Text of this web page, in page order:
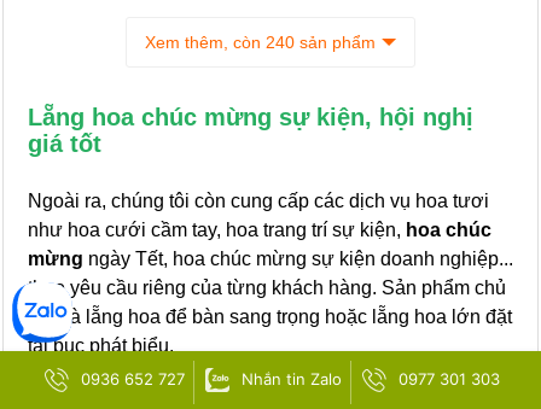
Xem thêm, còn 240 sản phẩm
Lẵng hoa chúc mừng sự kiện, hội nghị
giá tốt
Ngoài ra, chúng tôi còn cung cấp các dịch vụ hoa tươi
như hoa cưới cầm tay, hoa trang trí sự kiện, hoa chúc
mừng ngày Tết, hoa chúc mừng sự kiện doanh nghiệp...
theo yêu cầu riêng của từng khách hàng. Sản phẩm chủ
đạo là lẵng hoa để bàn sang trọng hoặc lẵng hoa lớn đặt
tại bục phát biểu.
0936 652 727 Nhắn tin Zalo 0977 301 303